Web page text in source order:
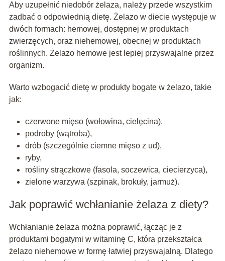
Aby uzupełnić niedobór żelaza, należy przede wszystkim
zadbać o odpowiednią dietę. Żelazo w diecie występuje w
dwóch formach: hemowej, dostępnej w produktach
zwierzęcych, oraz niehemowej, obecnej w produktach
roślinnych. Żelazo hemowe jest lepiej przyswajalne przez
organizm.
Warto wzbogacić dietę w produkty bogate w żelazo, takie
jak:
czerwone mięso (wołowina, cielęcina),
podroby (wątroba),
drób (szczególnie ciemne mięso z ud),
ryby,
rośliny strączkowe (fasola, soczewica, ciecierzyca),
zielone warzywa (szpinak, brokuły, jarmuż).
Jak poprawić wchłanianie żelaza z diety?
Wchłanianie żelaza można poprawić, łącząc je z
produktami bogatymi w witaminę C, która przekształca
żelazo niehemowe w formę łatwiej przyswajalną. Dlatego